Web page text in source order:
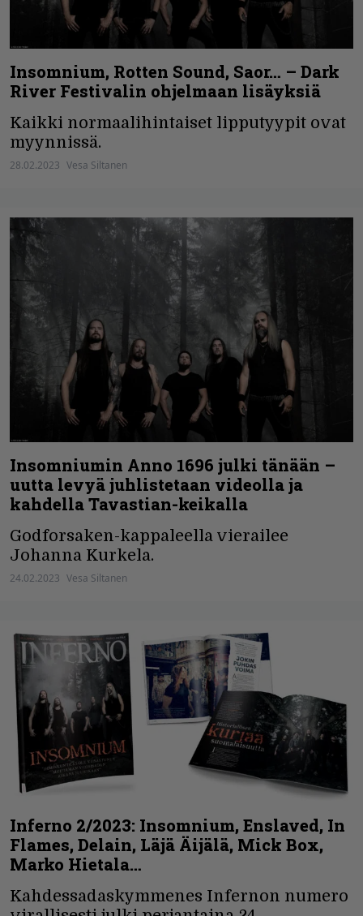
Insomnium, Rotten Sound, Saor… – Dark
River Festivalin ohjelmaan lisäyksiä
Kaikki normaalihintaiset lipputyypit ovat
myynnissä.
28.02.2023 Vesa Siltanen
Insomniumin Anno 1696 julki tänään –
uutta levyä juhlistetaan videolla ja
kahdella Tavastian-keikalla
Godforsaken-kappaleella vierailee
Johanna Kurkela.
24.02.2023 Vesa Siltanen
Inferno 2/2023: Insomnium, Enslaved, In
Flames, Delain, Läjä Äijälä, Mick Box,
Marko Hietala…
Kahdessadaskymmenes Infernon numero